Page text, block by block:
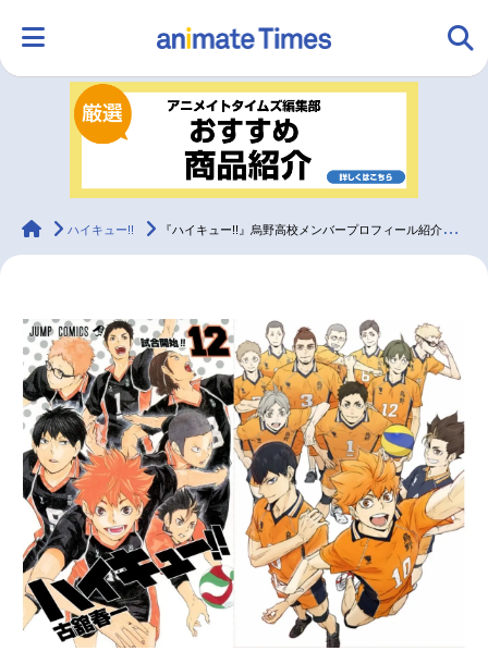
ランキング アニメ
ラジオ
2.5次元 配信・Vtuber トレンド 無料マンガ
最新記事一覧
アニメ記事一覧 声優記事一覧
アニメ映画一覧 実写化映画一覧
今期アニメ曜日別一覧
春アニメ 夏アニメ
animateTimes
ハイキュー!! 『ハイキュー!!』烏野高校メンバープロフィール紹介＆解説